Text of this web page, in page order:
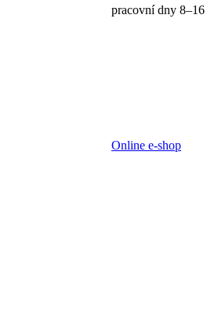
pracovní dny 8–16
Online e-shop